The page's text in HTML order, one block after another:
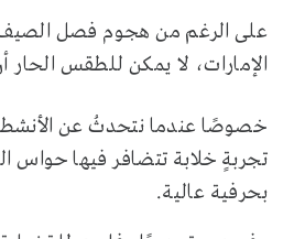
على الرغم من هجوم فصل الصيف
الإمارات، لا يمكن للطقس
خصوصًا عندما نتحدثُ عن الأنشطة
تجربةٍ خلابة تتضافر فيها حواس
بحرفية عالية.